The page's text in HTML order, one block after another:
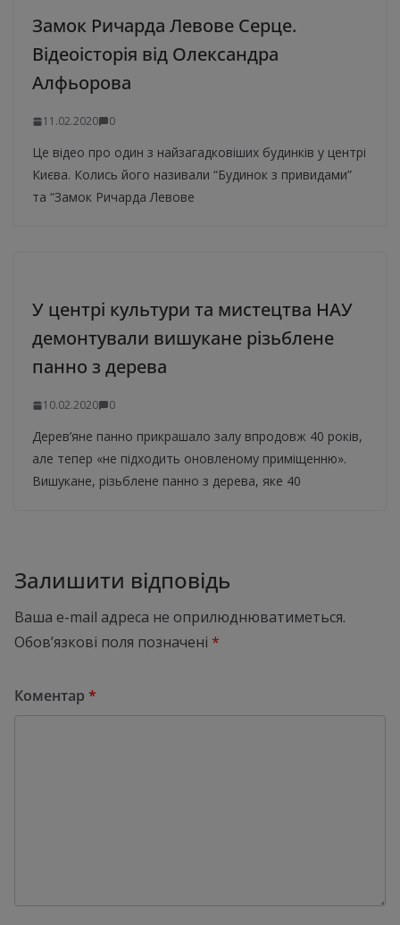
Замок Ричарда Левове Серце.
Відеоісторія від Олександра
Алфьорова
11.02.2020 0
Це відео про один з найзагадковіших будинків у центрі
Києва. Колись його називали “Будинок з привидами”
та “Замок Ричарда Левове
У центрі культури та мистецтва НАУ
демонтували вишукане різьблене
панно з дерева
10.02.2020 0
Дерев’яне панно прикрашало залу впродовж 40 років,
але тепер «не підходить оновленому приміщенню».
Вишукане, різьблене панно з дерева, яке 40
Залишити відповідь
Ваша e-mail адреса не оприлюднюватиметься.
Обов’язкові поля позначені *
Коментар *